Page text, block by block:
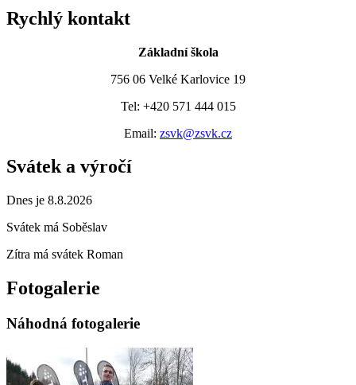
Rychlý kontakt
Základní škola
756 06 Velké Karlovice 19
Tel: +420 571 444 015
Email: zsvk@zsvk.cz
Svátek a výročí
Dnes je 8.8.2026
Svátek má Soběslav
Zítra má svátek Roman
Fotogalerie
Náhodná fotogalerie